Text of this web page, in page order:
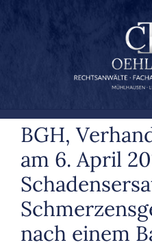
BGH,
am 6. April
nach einem